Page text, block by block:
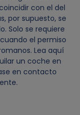
con el del
por supuesto, se
Solo se requiere
el permiso
Lea aquí
un coche en
en contacto